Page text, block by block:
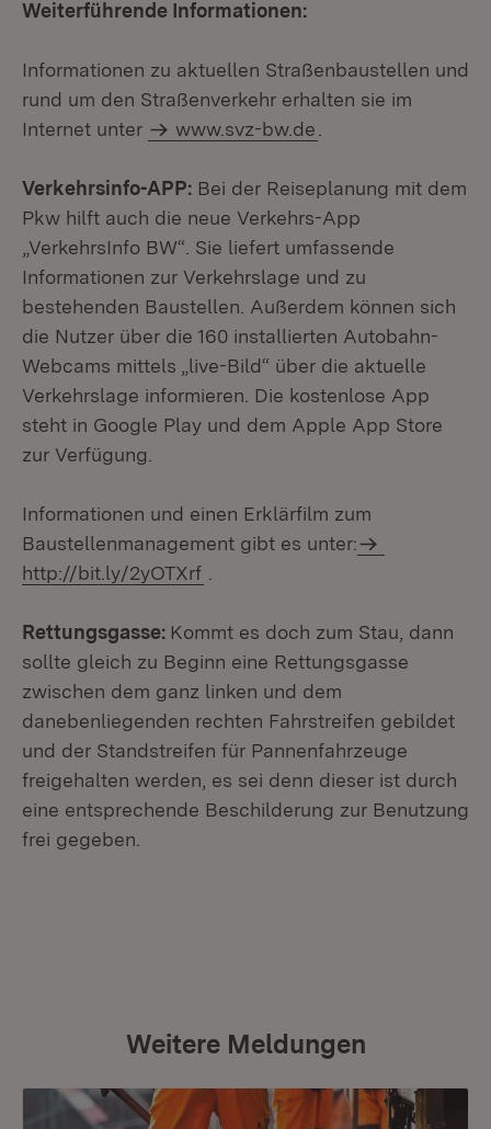
Weiterführende Informationen:
Informationen zu aktuellen Straßenbaustellen und
rund um den Straßenverkehr erhalten sie im
Internet unter
www.svz-bw.de
Verkehrsinfo-APP: Bei der Reiseplanung mit dem
Pkw hilft auch die neue Verkehrs-App
„VerkehrsInfo BW“. Sie liefert umfassende
Informationen zur Verkehrslage und zu
bestehenden Baustellen. Außerdem können sich
die Nutzer über die 160 installierten Autobahn-
Webcams mittels „live-Bild“ über die aktuelle
Verkehrslage informieren. Die kostenlose App
steht in Google Play und dem Apple App Store
zur Verfügung.
Informationen und einen Erklärfilm zum
Baustellenmanagement gibt es unter:
http://bit.ly/2yOTXrf
Rettungsgasse: Kommt es doch zum Stau, dann
sollte gleich zu Beginn eine Rettungsgasse
zwischen dem ganz linken und dem
danebenliegenden rechten Fahrstreifen gebildet
und der Standstreifen für Pannenfahrzeuge
freigehalten werden, es sei denn dieser ist durch
eine entsprechende Beschilderung zur Benutzung
frei gegeben.
Weitere Meldungen